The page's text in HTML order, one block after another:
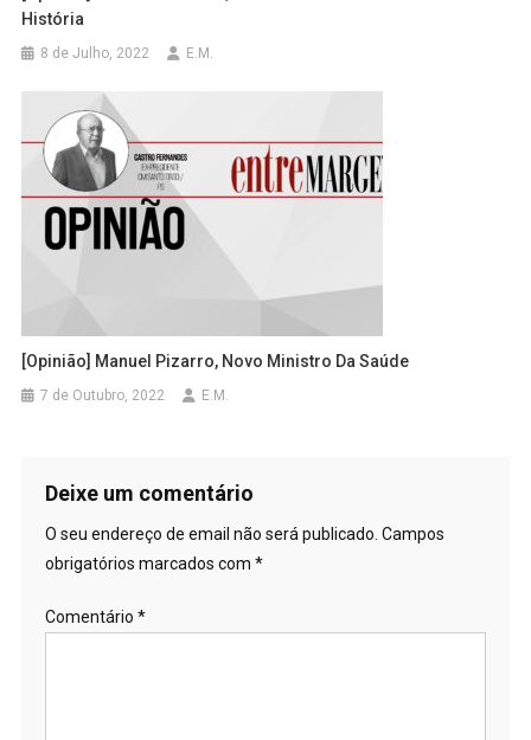
História
8 de Julho, 2022 E.M.
[Opinião] Manuel Pizarro, Novo Ministro Da Saúde
7 de Outubro, 2022 E.M.
Deixe um comentário
O seu endereço de email não será publicado. Campos
obrigatórios marcados com *
Comentário *